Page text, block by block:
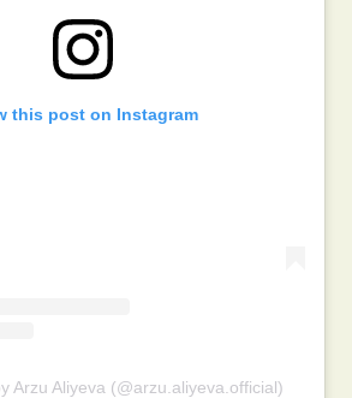
this post on Instagram
Arzu Aliyeva (@arzu.aliyeva.official)